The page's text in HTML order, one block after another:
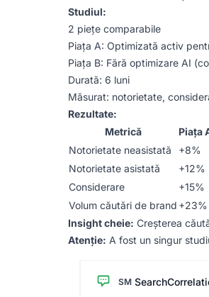
Studiul:
2 piețe comparabile
Piața A: Optimizată activ
Piața B: Fără optimizare AI
Durată: 6 luni
Măsurat: notorietate,
Rezultate:
Metrică
Piața
Notorietate neasistată
+8%
Notorietate asistată
+12%
Considerare
+15%
Volum căutări de brand +23%
Insight cheie: Creșterea
Atenție: A fost un singur
SM